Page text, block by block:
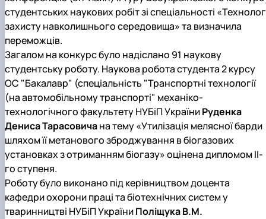
студентських наукових робіт зі спеціальності
захисту навколишнього середовища» та визначила
переможців.
Загалом на конкурс було надіслано 91 наукову
студентську роботу. Наукова робота студента 2 курсу
ОС "Бакалавр" (спеціальність "Транспортні технології
(на автомобільному транспорті" механіко-
технологічного факультету НУБіП УкраїниРуденка
Дениса Тарасовичана тему «Утилізація мелясної барди
шляхом її метанового зброджування в біогазових
установках з отриманням біогазу» оцінена дипломом ІІ-
го ступеня.
Роботу було виконано під керівництвом доцента
кафедри охорони праці та біотехнічних систем у
тваринництві НУБіП УкраїниПоліщука В.М.